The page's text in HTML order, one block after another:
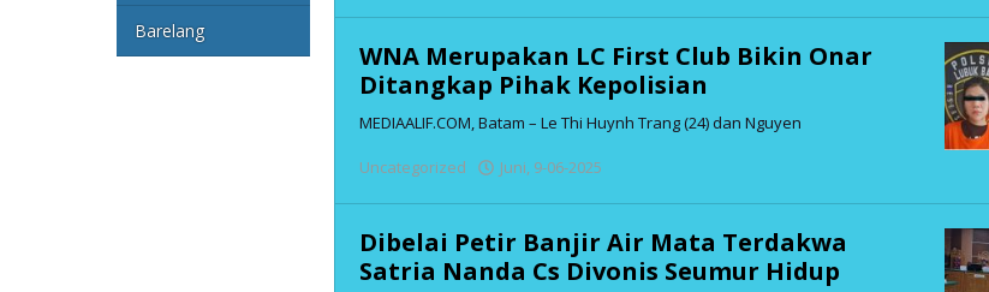
Barelang
WNA Merupakan LC First Club Bikin Onar
Ditangkap Pihak Kepolisian
MEDIAALIF.COM, Batam – Le Thi Huynh Trang (24) dan Nguyen
Uncategorized Juni, 9-06-2025
Dibelai Petir Banjir Air Mata Terdakwa
Satria Nanda Cs Divonis Seumur Hidup